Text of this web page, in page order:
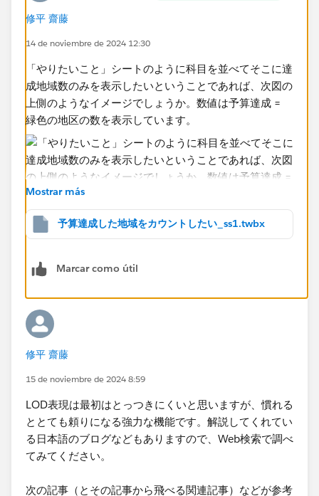
修平 齋藤
14 de noviembre de 2024 12:30
「やりたいこと」シートのように科目を並べてそこに達
成地域数のみを表示したいということであれば、次図の
上側のようなイメージでしょうか。数値は予算達成 =
緑色の地区の数を表示しています。
シート上に地区のディメンションを設置せずに、しかし
予算の達成状況を地区ごとに計算するには
用して実現できる場合があります。
詳細レベル表現 - Tableau
今回だとINCLUDEまたはFIXEDを使用して計算すること
ができ、例えば次のように地域ごとに予算比を計算する
式を作成します。売上か費用かで評価の向きが異なりま
すので、それはIIFのところで符号を反転させて評価し
ます。返ってくる結果は数値で、ゼロ以上であれば予算
Mostrar más
予算達成した地域をカウントしたい_ss1.twbx
Marcar como útil
修平 齋藤
15 de noviembre de 2024 8:59
LOD表現は最初はとっつきにくいと思いますが、慣れる
ととても頼りになる強力な機能です。解説してくれてい
る日本語のブログなどもありますので、Web検索で調べ
てみてください。
次の記事（とその記事から飛べる関連記事）などが参考